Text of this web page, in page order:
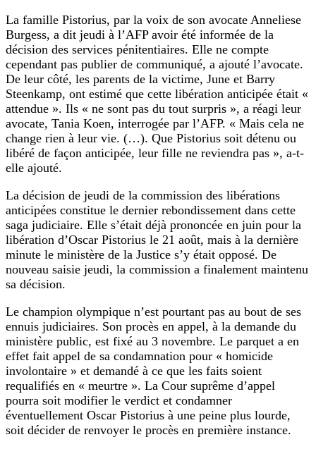
La famille Pistorius, par la voix de son avocate Anneliese
Burgess, a dit jeudi à l’AFP avoir été informée de la
décision des services pénitentiaires. Elle ne compte
cependant pas publier de communiqué, a ajouté l’avocate.
De leur côté, les parents de la victime, June et Barry
Steenkamp, ont estimé que cette libération anticipée était «
attendue ». Ils « ne sont pas du tout surpris », a réagi leur
avocate, Tania Koen, interrogée par l’AFP. « Mais cela ne
change rien à leur vie. (…). Que Pistorius soit détenu ou
libéré de façon anticipée, leur fille ne reviendra pas », a-t-
elle ajouté.
La décision de jeudi de la commission des libérations
anticipées constitue le dernier rebondissement dans cette
saga judiciaire. Elle s’était déjà prononcée en juin pour la
libération d’Oscar Pistorius le 21 août, mais à la dernière
minute le ministère de la Justice s’y était opposé. De
nouveau saisie jeudi, la commission a finalement maintenu
sa décision.
Le champion olympique n’est pourtant pas au bout de ses
ennuis judiciaires. Son procès en appel, à la demande du
ministère public, est fixé au 3 novembre. Le parquet a en
effet fait appel de sa condamnation pour « homicide
involontaire » et demandé à ce que les faits soient
requalifiés en « meurtre ». La Cour suprême d’appel
pourra soit modifier le verdict et condamner
éventuellement Oscar Pistorius à une peine plus lourde,
soit décider de renvoyer le procès en première instance.